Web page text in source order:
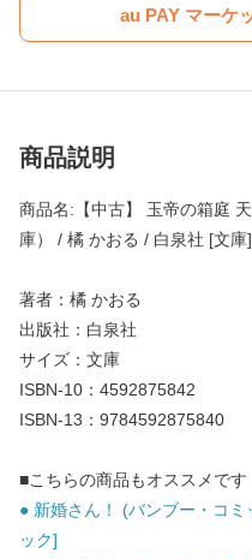
au PAY マーケ
商品説明
商品名:【中古】 玉帝の箱庭
庫） / 橘 かおる / 白泉社 [文庫
著者：橘 かおる
出版社：白泉社
サイズ：文庫
ISBN-10：4592875842
ISBN-13：9784592875840
■こちらの商品もオススメです
● 新婚さん！ (バンブー・コ
ック]